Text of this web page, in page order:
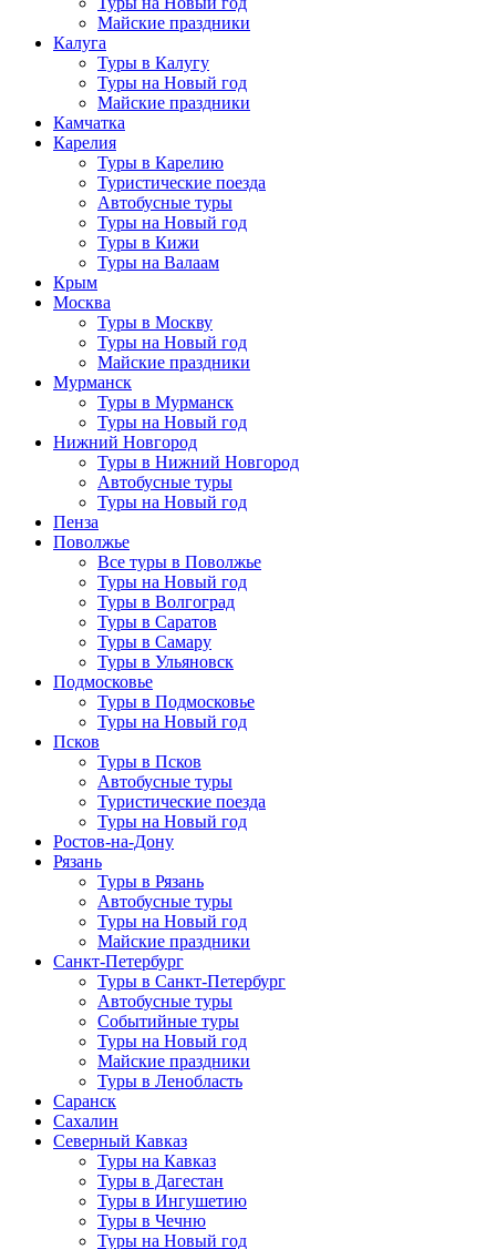
Майские праздники
Калуга
Туры в Калугу
Туры на Новый год
Майские праздники
Камчатка
Карелия
Туры в Карелию
Туристические поезда
Автобусные туры
Туры на Новый год
Туры в Кижи
Туры на Валаам
Крым
Москва
Туры в Москву
Туры на Новый год
Майские праздники
Мурманск
Туры в Мурманск
Туры на Новый год
Нижний Новгород
Туры в Нижний Новгород
Автобусные туры
Туры на Новый год
Пенза
Поволжье
Все туры в Поволжье
Туры на Новый год
Туры в Волгоград
Туры в Саратов
Туры в Самару
Туры в Ульяновск
Подмосковье
Туры в Подмосковье
Туры на Новый год
Псков
Туры в Псков
Автобусные туры
Туристические поезда
Туры на Новый год
Ростов-на-Дону
Рязань
Туры в Рязань
Автобусные туры
Туры на Новый год
Майские праздники
Санкт-Петербург
Туры в Санкт-Петербург
Автобусные туры
Событийные туры
Туры на Новый год
Майские праздники
Туры в Ленобласть
Саранск
Сахалин
Северный Кавказ
Туры на Кавказ
Туры в Дагестан
Туры в Ингушетию
Туры в Чечню
Туры на Новый год